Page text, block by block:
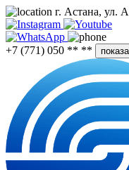
г. Астана, ул.
+7 (771) 050 ** **